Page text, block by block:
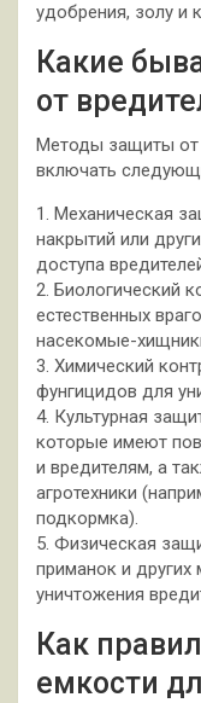
удобрения, золу и
Какие
от
Методы защиты от
включать
1. Механическая
накрытий или
доступа
2. Биологический
естественных
насекомые-
3. Химический
фунгицидов для
4. Культурная
которые имеют
и вредителям, а
агротехники
подкормка).
5. Физическая
приманок и других
уничтожения
Как
емкости